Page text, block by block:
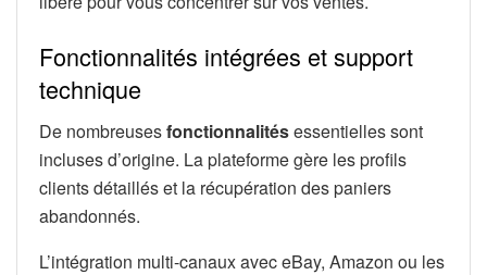
Fonctionnalités intégrées et support
technique
De nombreusesfonctionnalitésessentielles sont
incluses d’origine. La plateforme gère les profils
clients détaillés et la récupération des paniers
abandonnés.
L’intégration multi-canaux avec eBay, Amazon ou les